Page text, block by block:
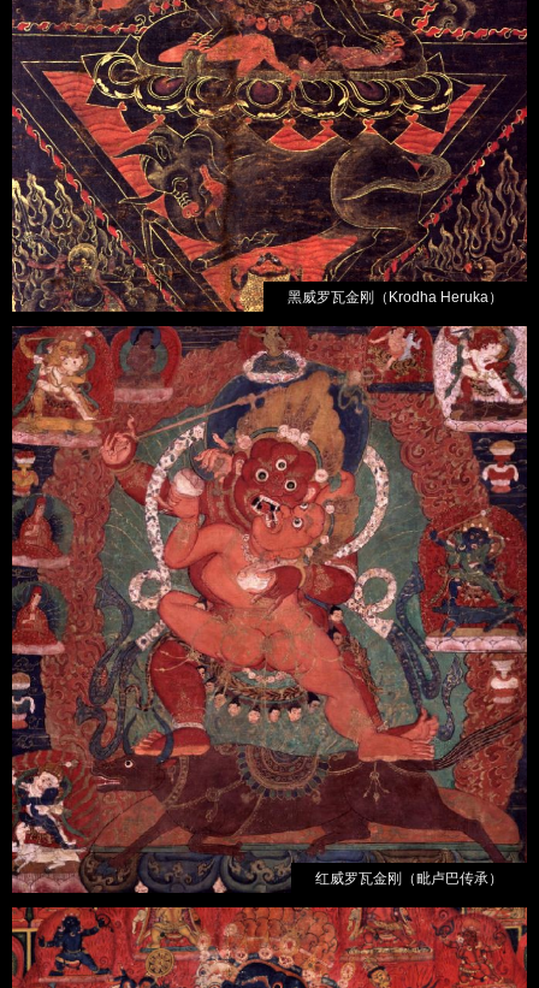
黑威罗瓦金刚（Krodha Heruka）
红威罗瓦金刚（毗卢巴传承）